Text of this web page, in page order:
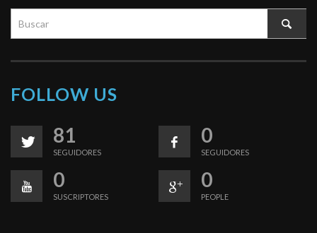
FOLLOW US
81
SEGUIDORES
0
SEGUIDORES
0
SUSCRIPTORES
0
PEOPLE